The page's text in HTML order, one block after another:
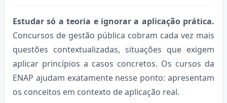
Estudar só a teoria e ignorar a aplicação prática.
Concursos de gestão pública cobram cada vez mais
questões contextualizadas, situações que exigem
aplicar princípios a casos concretos. Os cursos da
ENAP ajudam exatamente nesse ponto: apresentam
os conceitos em contexto de aplicação real.